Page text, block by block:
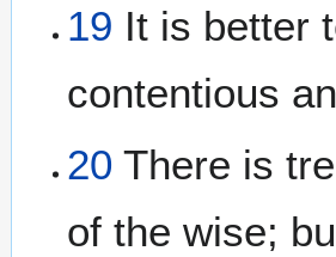
19 It is better
contentious
20 There is
of the wise;